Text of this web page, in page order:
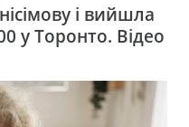
і вийшла
у Торонто. Відео